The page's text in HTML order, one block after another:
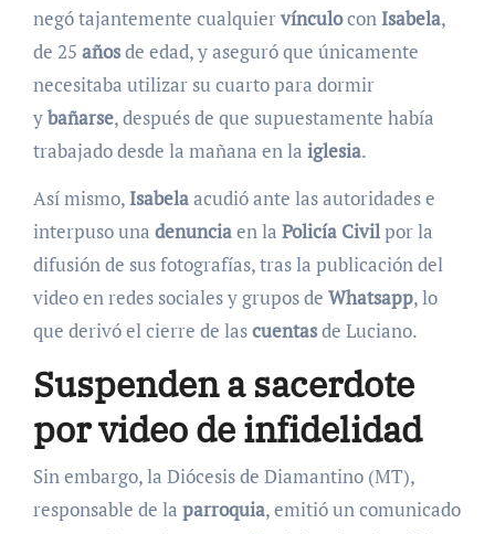
negó tajantemente cualquiervínculoconIsabela,
de 25 añosde edad, y aseguró que únicamente
necesitaba utilizar su cuarto para dormir
ybañarse, después de que supuestamente había
trabajado desde la mañana en la iglesia.
Así mismo,Isabelaacudió ante las autoridades e
interpuso una denunciaen la Policía Civilpor la
difusión de sus fotografías, tras la publicación del
video en redes sociales y grupos de Whatsapp, lo
que derivó el cierre de lascuentasde Luciano.
Suspenden a sacerdote
por video de infidelidad
Sin embargo, la Diócesis de Diamantino (MT),
responsable de la parroquia, emitió un comunicado